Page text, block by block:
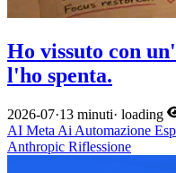
Ho vissuto con
l'ho spenta.
2026-07·13 minuti· loading
AI MetaAiAutomazione
Anthropic Riflessione